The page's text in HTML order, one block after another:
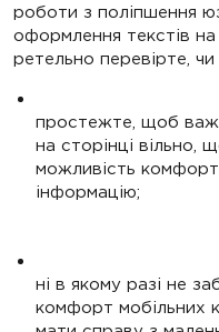
роботи з поліпшення
оформлення текстів
ретельно перевірте,
простежте, щоб
на сторінці вільно,
можливість
інформацію;
ні в якому разі не
комфорт мобільних